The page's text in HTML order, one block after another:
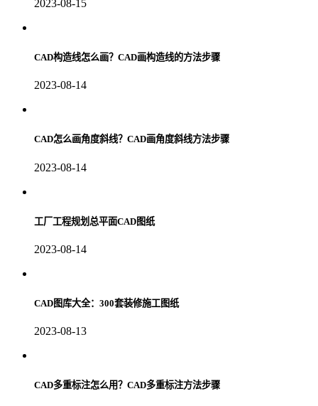
2023-08-15
CAD构造线怎么画？CAD画构造线的方法步骤
2023-08-14
CAD怎么画角度斜线？CAD画角度斜线方法步骤
2023-08-14
工厂工程规划总平面CAD图纸
2023-08-14
CAD图库大全：300套装修施工图纸
2023-08-13
CAD多重标注怎么用？CAD多重标注方法步骤